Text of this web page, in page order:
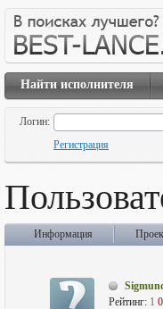
Найти исполнителя
Логин:
Регистрация
Информация
Рейтинг: 1